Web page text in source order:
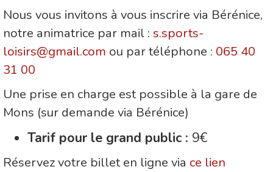
Nous vous invitons à vous inscrire via Bérénice,
notre animatrice par mail : s.sports-
loisirs@gmail.com ou par téléphone : 065 40
31 00
Une prise en charge est possible à la gare de
Mons (sur demande via Bérénice)
Tarif pour le grand public : 9€
Réservez votre billet en ligne via ce lien